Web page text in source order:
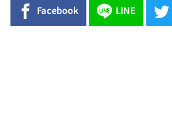
Facebook LINE